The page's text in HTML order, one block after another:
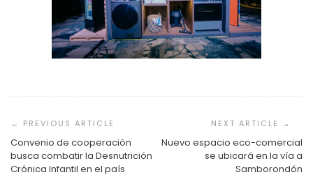
de
entradas
Convenio de cooperación
busca combatir la Desnutrición
Crónica Infantil en el país
Nuevo espacio eco-comercial
se ubicará en la vía a
Samborondón